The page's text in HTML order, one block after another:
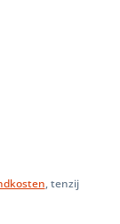
, tenzij